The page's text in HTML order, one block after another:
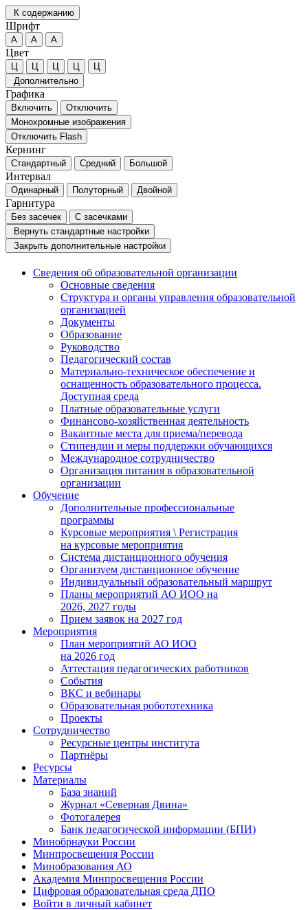
К содержанию
Шрифт
А А А
Цвет
Ц Ц Ц Ц
Ц
Дополнительно
Графика
Включить
Отключить
Монохромные изображения
Отключить Flash
Кернинг
Стандартный Средний Большой
Интервал
Одинарный Полуторный Двойной
Гарнитура
Без засечек
С засечками
Вернуть стандартные настройки
Закрыть дополнительные настройки
Сведения об образовательной организации
Основные сведения
Структура и органы управления образовательной
организацией
Документы
Образование
Руководство
Педагогический состав
Материально-техническое обеспечение и
оснащенность образовательного процесса.
Доступная среда
Платные образовательные услуги
Финансово-хозяйственная деятельность
Вакантные места для приема/перевода
Стипендии и меры поддержки обучающихся
Международное сотрудничество
Организация питания в образовательной
организации
Обучение
Дополнительные профессиональные
программы
Курсовые мероприятия \ Регистрация
на курсовые мероприятия
Система дистанционного обучения
Организуем дистанционное обучение
Индивидуальный образовательный маршрут
Планы мероприятий АО ИОО на
2026, 2027 годы
Прием заявок на 2027 год
Мероприятия
План мероприятий АО ИОО
на 2026 год
Аттестация педагогических работников
События
ВКС и вебинары
Образовательная робототехника
Проекты
Сотрудничество
Ресурсные центры института
Партнёры
Ресурсы
Материалы
База знаний
Журнал «Северная Двина»
Фотогалерея
Банк педагогической информации (БПИ)
Минобрнауки России
Минпросвещения России
Минобразования АО
Академия Минпросвещения России
Цифровая образовательная среда ДПО
Войти в личный кабинет